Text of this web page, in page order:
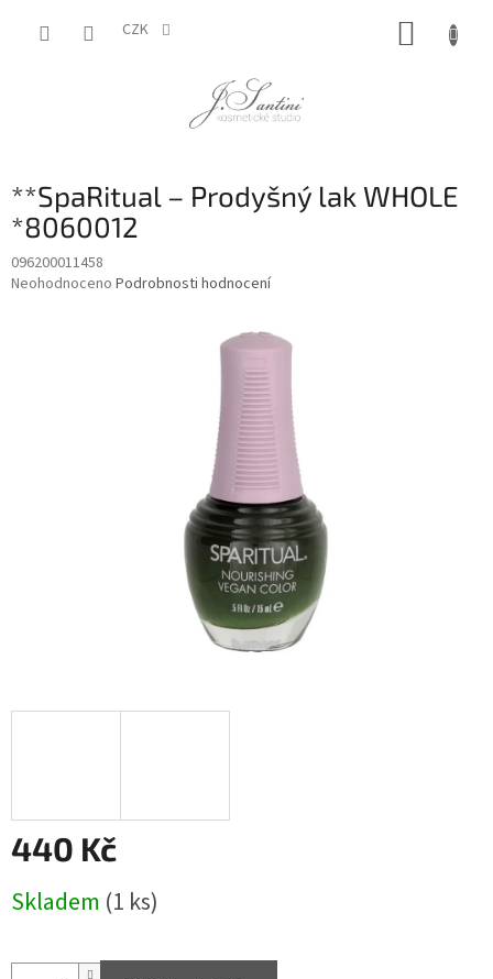
CZK
**SpaRitual – Prodyšný lak WHOLE
*8060012
096200011458
Průměrné
Neohodnoceno Podrobnosti hodnocení
440 Kč
cena:
Skladem (1 ks)